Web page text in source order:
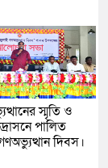
স্মৃতি ও
পালিত
দিবস।